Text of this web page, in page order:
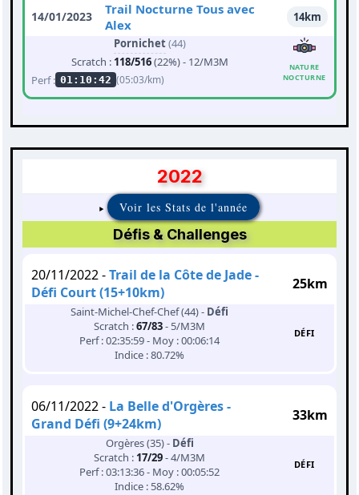
14/01/2023
Trail Nocturne Tous avec
Alex
14km
Pornichet(44)
Scratch : 118/516(22%) - 12/M3M
Perf : 01:10:42 (05:03/km)
NATURE
NOCTURNE
2022
Voir les Stats de l'année
Défis & Challenges
20/11/2022 -Trail de la Côte de Jade -
Défi Court (15+10km)
25km
Saint-Michel-Chef-Chef (44) - Défi
Scratch :67/83- 5/M3M
Perf : 02:35:59 - Moy : 00:06:14
Indice : 80.72%
DÉFI
06/11/2022 - La Belle d'Orgères -
Grand Défi (9+24km)
33km
Orgères (35) - Défi
Scratch : 17/29- 4/M3M
Perf : 03:13:36 - Moy : 00:05:52
Indice : 58.62%
DÉFI